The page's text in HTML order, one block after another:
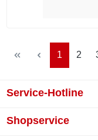
Seite
1 Seite
2
Service-Hotline
Shopservice